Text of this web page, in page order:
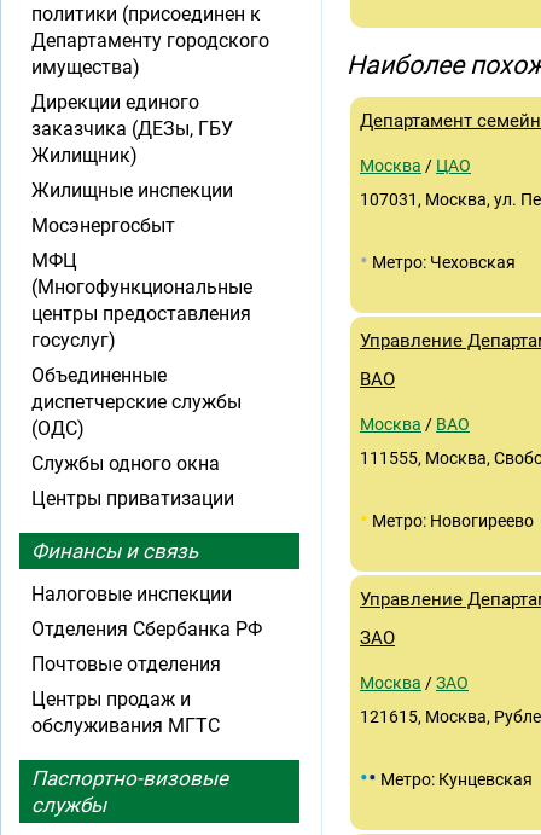
Наиболее
Департамент
Москва / ЦАО
107031, Москва, ул.
• Метро: Чеховская
Управление
ВАО
Москва / ВАО
111555, Москва,
• Метро: Новогиреево
Управление
ЗАО
Москва /ЗАО
121615, Москва,
•• Метро: Кунцевская
политики (присоединен к
Департаменту городского
имущества)
Дирекции единого
заказчика (ДЕЗы, ГБУ
Жилищник)
Жилищные инспекции
Мосэнергосбыт
МФЦ
(Многофункциональные
центры предоставления
госуслуг)
Объединенные
диспетчерские службы
(ОДС)
Службы одного окна
Центры приватизации
Финансы и связь
Налоговые инспекции
Отделения Сбербанка РФ
Почтовые отделения
Центры продаж и
обслуживания МГТС
Паспортно-визовые
службы